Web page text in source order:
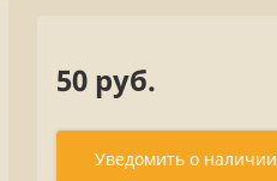
50 руб.
Уведомить о наличии